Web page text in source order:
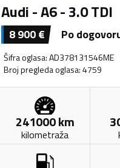
Audi - A6 - 3.0 TDI
8 900€ Po
Šifra oglasa:AD378131546ME
Broj pregleda oglasa:4759
241000km
kilometraža